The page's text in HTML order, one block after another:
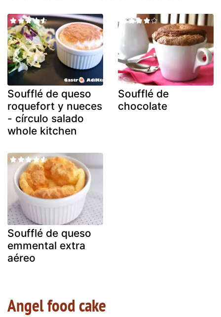
Soufflé de queso
roquefort y nueces
- círculo salado
whole kitchen
Soufflé de
chocolate
Soufflé de queso
emmental extra
aéreo
Angel food cake